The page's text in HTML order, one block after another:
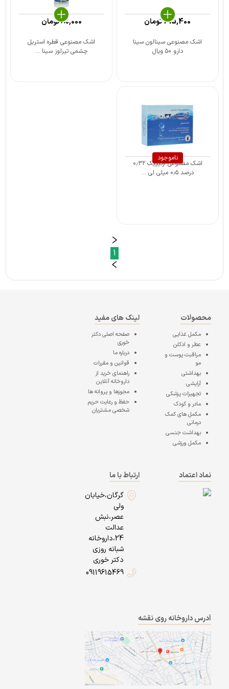
اشک مصنوعی سینالون سینا
دارو ۵۰ ویال
415,400تومان
اشک مصنوعی قطره استریل
چشمی تیرلوز سینا ...
80,000تومان
ناموجود
اشک مصنوعی آرتیپیک ۰٫۳۲
درصد ۰٫۵ میلی لی ...
1
محصولات
مکمل غذایی
عطر و ادکلن
مراقبت پوست و
مو
بهداشتی
آرایشی
تجهیزات پزشکی
مادر و کودک
مکمل های کمک
درمانی
بهداشت جنسی
مکمل ورزشی
لینک های مفید
صفحه اصلیدکتر
خوری
درباره ما
قوانین و مقررات
راهنمای خرید از
داروخانه آنلاین
مجوزها و پروانه ها
حفظ و رعایت حریم
شخصی مشتریان
نماد اعتماد
ارتباط با ما
گرگان،خیابان
ولی
عصر،نبش
عدالت
24،داروخانه
شبانه روزی
دکتر خوری
09119615469
آدرس داروخانه روی نقشه